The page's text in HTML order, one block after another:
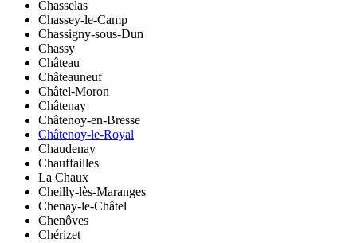
Chasselas
Chassey-le-Camp
Chassigny-sous-Dun
Chassy
Château
Châteauneuf
Châtel-Moron
Châtenay
Châtenoy-en-Bresse
Châtenoy-le-Royal
Chaudenay
Chauffailles
La Chaux
Cheilly-lès-Maranges
Chenay-le-Châtel
Chenôves
Chérizet